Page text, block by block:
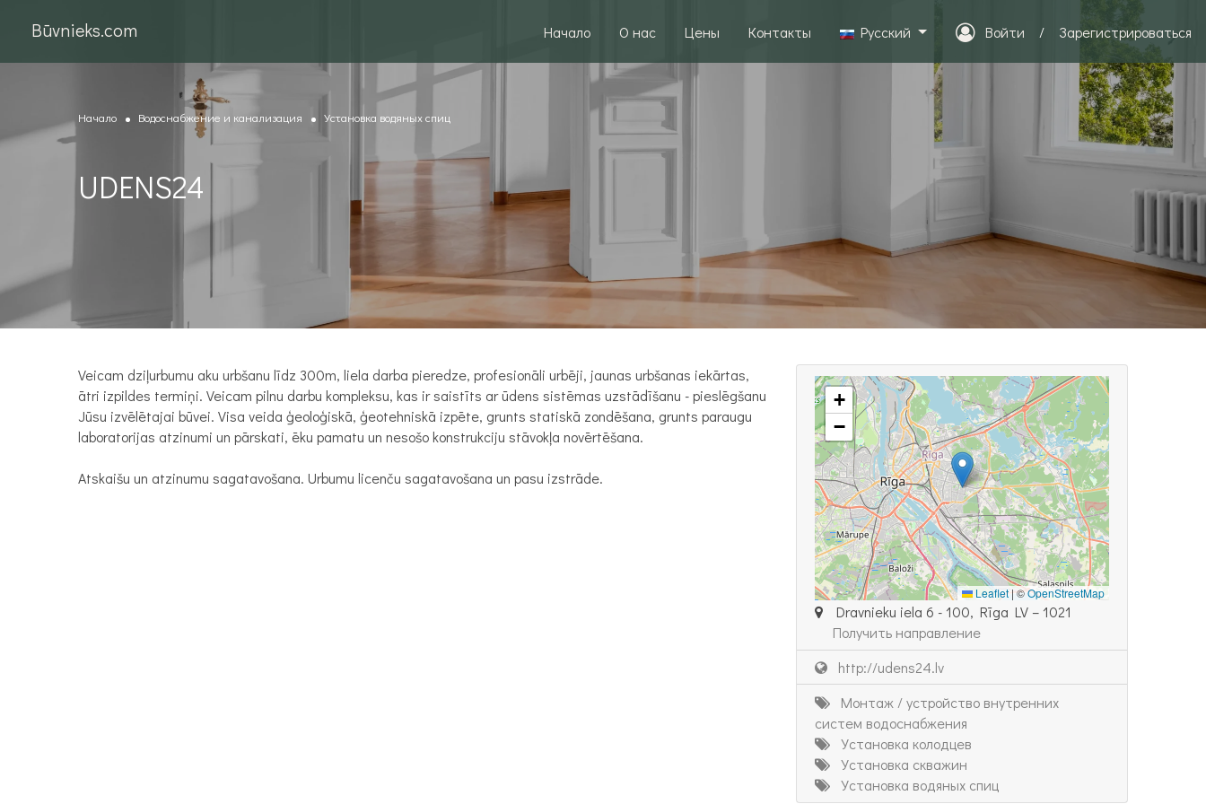
Būvnieks.com Начало О нас Цены Контакты Pусский Войти / Зарегистрироваться
Начало Водоснабжение и канализация Установка водяных спиц
UDENS24
Veicam dziļurbumu aku urbšanu līdz 300m, liela darba pieredze, profesionāli urbēji, jaunas urbšanas iekārtas,
ātri izpildes termiņi. Veicam pilnu darbu kompleksu, kas ir saistīts ar ūdens sistēmas uzstādīšanu - pieslēgšanu
Jūsu izvēlētajai būvei. Visa veida ģeoloģiskā, ģeotehniskā izpēte, grunts statiskā zondēšana, grunts paraugu
laboratorijas atzinumi un pārskati, ēku pamatu un nesošo konstrukciju stāvokļa novērtēšana.
Atskaišu un atzinumu sagatavošana. Urbumu licenču sagatavošana un pasu izstrāde.
+
−
Leaflet | ©OpenStreetMap
Dravnieku iela 6 - 100, Rīga LV – 1021
Получить направление
http://udens24.lv
Монтаж / устройство внутренних
систем водоснабжения
Установка колодцев
Установка скважин
Установка водяных спиц